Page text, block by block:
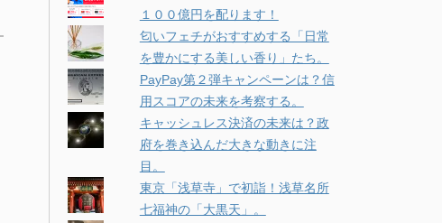
１００億円を配ります！
匂いフェチがおすすめする「日常
を豊かにする美しい香り」たち。
PayPay第２弾キャンペーンは？信
用スコアの未来を考察する。
キャッシュレス決済の未来は？政
府を巻き込んだ大きな動きに注
目。
東京「浅草寺」で初詣！浅草名所
七福神の「大黒天」。